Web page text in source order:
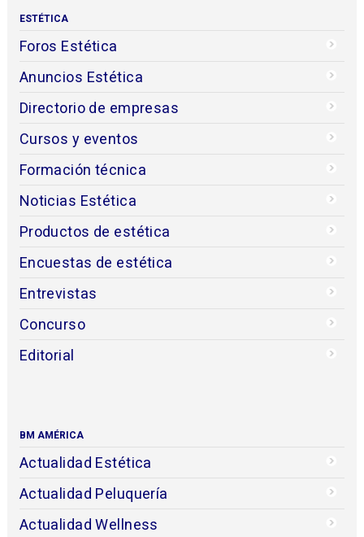
ESTÉTICA
Foros Estética
Anuncios Estética
Directorio de empresas
Cursos y eventos
Formación técnica
Noticias Estética
Productos de estética
Encuestas de estética
Entrevistas
Concurso
Editorial
BM AMÉRICA
Actualidad Estética
Actualidad Peluquería
Actualidad Wellness